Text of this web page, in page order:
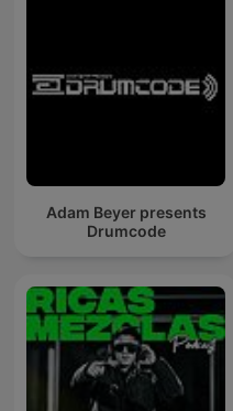
Adam Beyer presents
Drumcode